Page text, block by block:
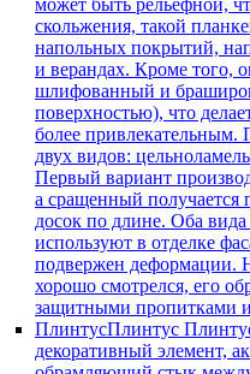
может быть рельефной,
скольжения, такой
напольных покрытий,
и верандах. Кроме того,
шлифованный и
поверхностью), что
более привлекательным.
двух видов:
Первый вариант
а сращенный получается
досок по длине. Оба вида
используют в отделке
подвержен деформации.
хорошо смотрелся, его
защитными пропитками
ПлинтусПлинтус
декоративный элемент,